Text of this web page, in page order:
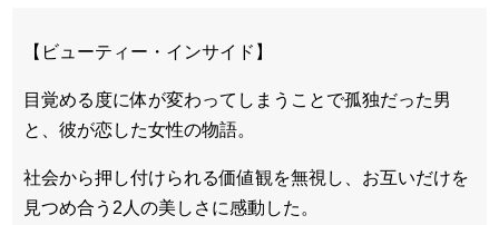
いでしょ？” Big News TV
定…“台本を見た瞬間惹かれた” 20180123
YUCHUN ♥ LOVE 15 「成均館 5話」
리고 그려도 (Miss You In My Heart)
俳優カン・ギヨン、突然の熱愛宣言…「キム秘書がなぜそう
か」出演で話題 Big News TV
【ビューティー・インサイド】
目覚める度に体が変わってしまうことで孤独だった男
と、彼が恋した女性の物語。
社会から押し付けられる価値観を無視し、お互いだけを
見つめ合う2人の美しさに感動した。